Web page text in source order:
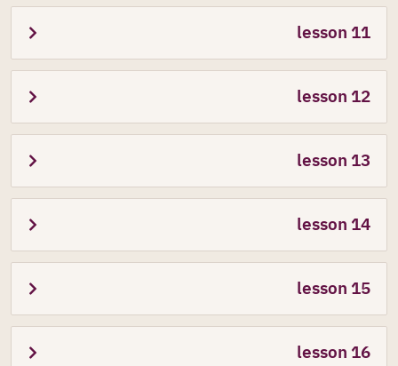
وقت قصير
lesson 11
lesson 12
lesson 13
lesson 14
lesson 15
lesson 16